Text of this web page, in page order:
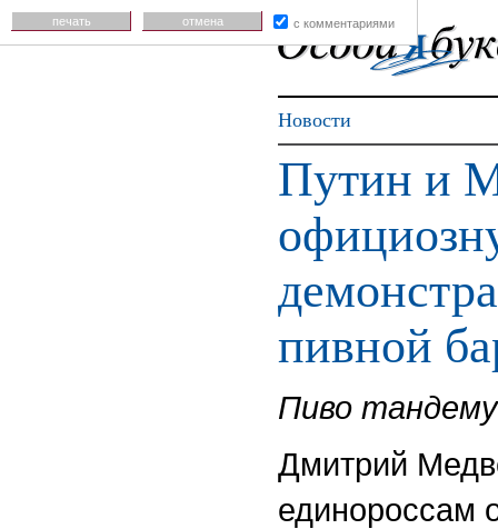
Новости
Путин и
пивной
Пиво
Дмитрий
единороссам
печать отмена с комментариями